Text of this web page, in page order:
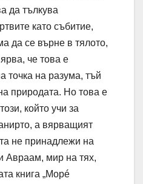
да тълкува
като събитие,
да се върне в тялото,
че това е
точка на разума, тъй
природата. Но това е
който учи за
а вярващият
не принадлежи на
Авраам, мир на тях,
книга „Морé